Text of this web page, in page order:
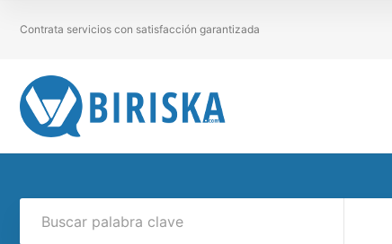
Contrata servicios con satisfacción garantizada